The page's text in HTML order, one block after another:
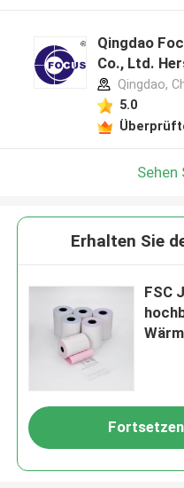
Qingdao
Co., Ltd.
Qingdao,
5.0
Sehen
Erhalten Sie
FSC
Fortsetzen